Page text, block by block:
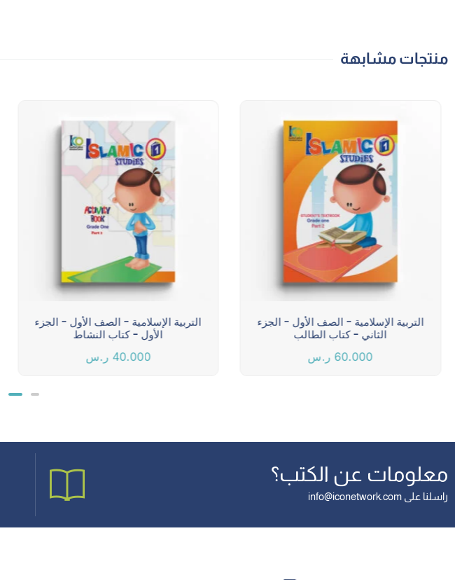
منتجات مشابهة
التربية الإسلامية - الصف الأول - الجزء
الثاني - كتاب الطالب
60.000 ر.س
التربية الإسلامية - الصف الأول - الجزء
الأول - كتاب النشاط
40.000 ر.س
معلومات عن الكتب؟
راسلنا على info@iconetwork.com